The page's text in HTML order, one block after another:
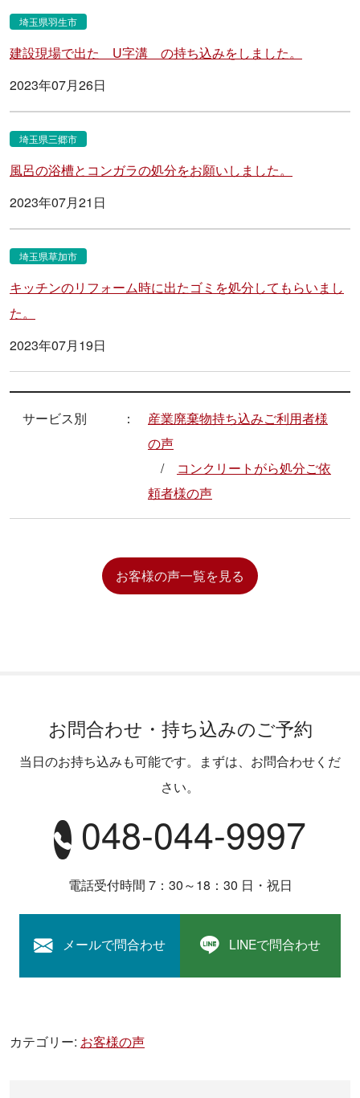
埼玉県羽生市
建設現場で出た U字溝 の持ち込みをしました。
2023年07月26日
埼玉県三郷市
風呂の浴槽とコンガラの処分をお願いしました。
2023年07月21日
埼玉県草加市
キッチンのリフォーム時に出たゴミを処分してもらいまし
た。
2023年07月19日
サービス別
産業廃棄物持ち込みご利用者様
の声
コンクリートがら処分ご依
頼者様の声
お客様の声一覧を見る
お問合わせ・持ち込みのご予約
当日のお持ち込みも可能です。まずは、お問合わせくだ
さい。
048-044-9997
電話受付時間 7：30～18：30 日・祝日
メールで問合わせ LINEで問合わせ
カテゴリー: お客様の声